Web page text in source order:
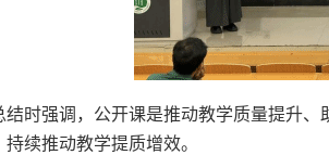
结时强调，公开课是推动教学质量提升
续推动教学提质增效。